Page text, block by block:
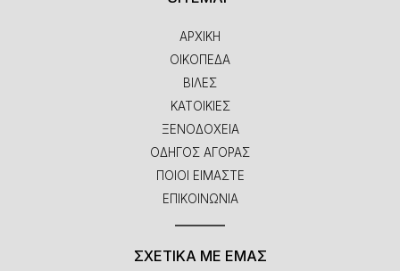
ΑΡΧΙΚΗ
ΟΙΚΟΠΕΔΑ
ΒΙΛΕΣ
ΚΑΤΟΙΚΙΕΣ
ΞΕΝΟΔΟΧΕΙΑ
ΟΔΗΓΟΣ ΑΓΟΡΑΣ
ΠΟΙΟΙ ΕΙΜΑΣΤΕ
ΕΠΙΚΟΙΝΩΝΙΑ
ΣΧΕΤΙΚΑ ΜΕ ΕΜΑΣ